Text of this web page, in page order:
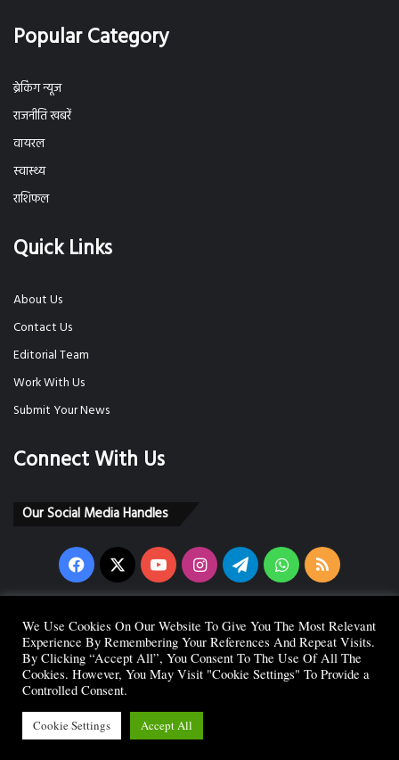
Popular Category
ब्रेकिंग न्यूज
राजनीति खबरें
वायरल
स्वास्थ्य
राशिफल
Quick Links
About Us
Contact Us
Editorial Team
Work With Us
Submit Your News
Connect With Us
Our Social Media Handles
Facebook
X YouTubeInstagramTelegramWhatsApp
RSS
Copyright © 2026 Indian News Room. All Right Reserved. Powered By INR
Media Network.
Editorial Team Work With Us
We Use Cookies On Our Website To Give You The Most Relevant
Experience By Remembering Your References And Repeat Visits.
By Clicking “Accept All”, You Consent To The Use Of All The
Cookies. However, You May Visit "Cookie Settings" To Provide a
Controlled Consent.
Cookie Settings Accept All